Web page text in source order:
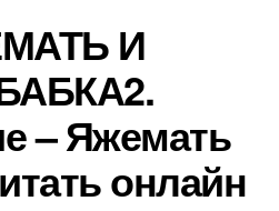
а
т
ь
у
б
р
и
к
И
– Яжемать
онлайн